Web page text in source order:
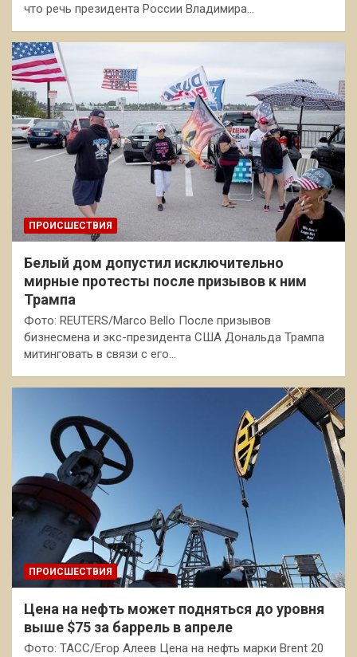
что речь президента России Владимира…
ПРОИСШЕСТВИЯ
Белый дом допустил исключительно
мирные протесты после призывов к ним
Трампа
Фото: REUTERS/Marco Bello После призывов
бизнесмена и экс-президента США Дональда Трампа
митинговать в связи с его…
ПРОИСШЕСТВИЯ
Цена на нефть может подняться до уровня
выше $75 за баррель в апреле
Фото: ТАСС/Егор Алеев Цена на нефть марки Brent 20